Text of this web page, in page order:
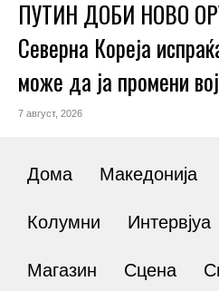
ПУТИН ДОБИ НОВО
Северна Кореја
може да ја промени
7 август, 2026
Дома Македонија
Колумни Интервјуа
Магазин Сцена